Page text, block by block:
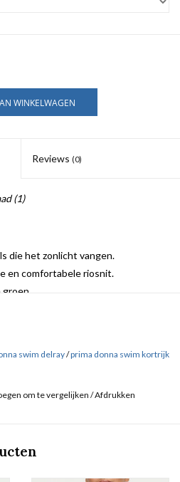
WINKELWAGEN
Reviews (0)
(1)
die het zonlicht vangen.
en comfortabele riosnit.
swim delray/prima donna swim kortrijk
om te vergelijken /Afdrukken